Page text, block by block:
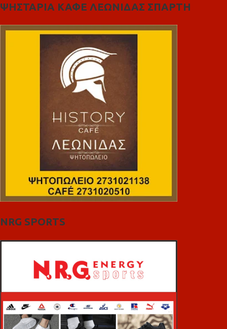
ΨΗΣΤΑΡΙΑ ΚΑΦΕ ΛΕΩΝΙΔΑΣ ΣΠΑΡΤΗ
NRG SPORTS